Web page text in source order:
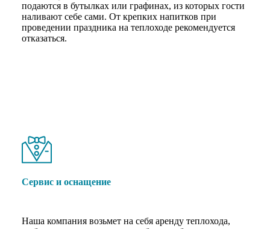
подаются в бутылках или графинах, из которых гости
наливают себе сами. От крепких напитков при
проведении праздника на теплоходе рекомендуется
отказаться.
Сервис и оснащение
Наша компания возьмет на себя аренду теплохода,